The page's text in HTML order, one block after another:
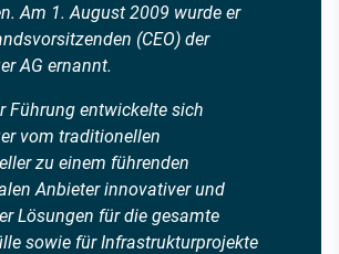
Am 1. August 2009 wurde er
(CEO) der
AG ernannt.
Führung entwickelte sich
vom traditionellen
zu einem führenden
Anbieter innovativer und
Lösungen für die gesamte
sowie für Infrastrukturprojekte